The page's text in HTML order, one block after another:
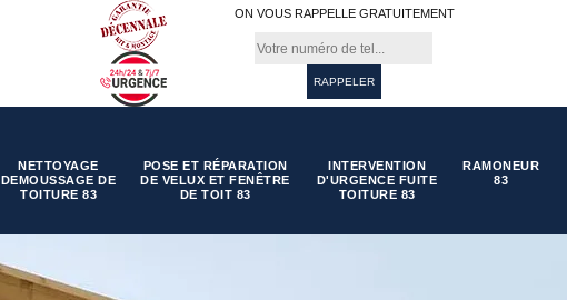
ON VOUS RAPPELLE GRATUITEMENT
NETTOYAGE
DEMOUSSAGE DE
TOITURE 83
POSE ET RÉPARATION
DE VELUX ET FENÊTRE
DE TOIT 83
INTERVENTION
D'URGENCE FUITE
TOITURE 83
RAMONEUR
83